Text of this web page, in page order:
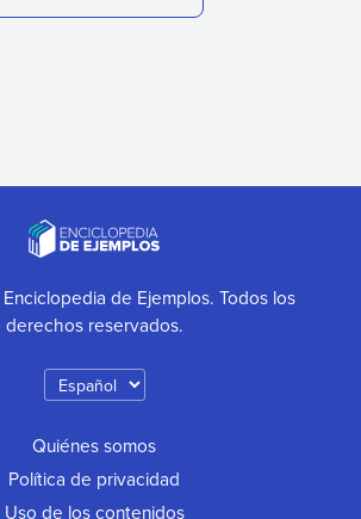
de Ejemplos. Todos los
derechos reservados.
Quiénes somos
Política de privacidad
Uso de los contenidos